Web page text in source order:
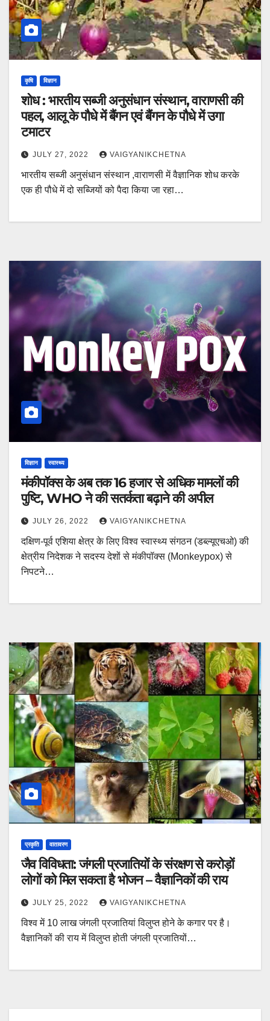
कृषि विज्ञान
शोध : भारतीय सब्जी अनुसंधान संस्थान, वाराणसी की
पहल, आलू के पौधे में बैंगन एवं बैंगन के पौधे में उगा
टमाटर
JULY 27, 2022 VAIGYANIKCHETNA
भारतीय सब्जी अनुसंधान संस्थान ,वाराणसी में वैज्ञानिक शोध करके
एक ही पौधे में दो सब्जियों को पैदा किया जा रहा…
विज्ञान स्वास्थ्य
मंकीपॉक्स के अब तक 16 हजार से अधिक मामलों की
पुष्टि, WHO ने की सतर्कता बढ़ाने की अपील
JULY 26, 2022 VAIGYANIKCHETNA
दक्षिण-पूर्व एशिया क्षेत्र के लिए विश्व स्वास्थ्य संगठन (डब्ल्यूएचओ) की
क्षेत्रीय निदेशक ने सदस्य देशों से मंकीपॉक्स (Monkeypox) से
निपटने…
प्रकृति वातावरण
जैव विविधता: जंगली प्रजातियों के संरक्षण से करोड़ों
लोगों को मिल सकता है भोजन – वैज्ञानिकों की राय
JULY 25, 2022 VAIGYANIKCHETNA
विश्व में 10 लाख जंगली प्रजातियां विलुप्त होने के कगार पर है।
वैज्ञानिकों की राय में विलुप्त होती जंगली प्रजातियों…